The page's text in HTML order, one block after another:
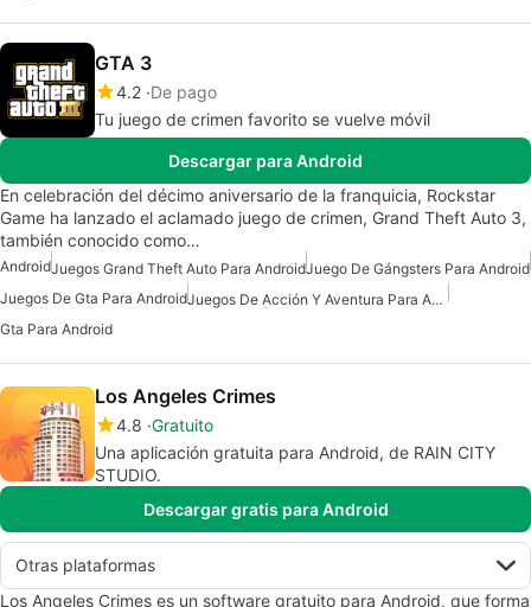
GTA 3
4.2 De pago
Tu juego de crimen favorito se vuelve móvil
Descargar para Android
En celebración del décimo aniversario de la franquicia, Rockstar
Game ha lanzado el aclamado juego de crimen, Grand Theft Auto 3,
también conocido como…
AndroidJuegos Grand Theft Auto Para AndroidJuego De Gángsters Para Android
Juegos De Gta Para Android
Juegos De Acción Y Aventura Para Android
Gta Para Android
Los Angeles Crimes
4.8 Gratuito
Una aplicación gratuita para Android, de RAIN CITY
STUDIO.
Descargar gratis para Android
Otras plataformas
Los Angeles Crimes es un software gratuito para Android, que forma